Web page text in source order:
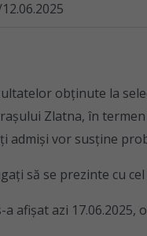
obţinute la
Zlatna, în
admişi vor susţine
să se prezinte cu
afişat azi